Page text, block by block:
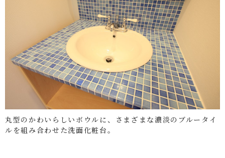
丸型のかわいらしいボウルに、さまざまな濃淡のブルータイ
ルを組み合わせた洗面化粧台。